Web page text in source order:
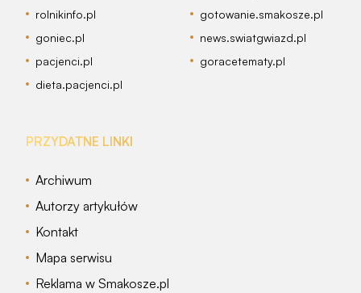
rolnikinfo.pl
gotowanie.smakosze.pl
goniec.pl
news.swiatgwiazd.pl
pacjenci.pl
goracetematy.pl
dieta.pacjenci.pl
PRZYDATNE LINKI
Archiwum
Autorzy artykułów
Kontakt
Mapa serwisu
Reklama w Smakosze.pl